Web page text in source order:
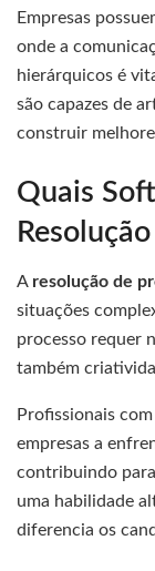
Empresas
onde a
hierárquicos é
são capazes de
construir
Quais
A resolução de
situações
processo requer
também
Profissionais
empresas a
contribuindo
uma habilidade
diferencia os